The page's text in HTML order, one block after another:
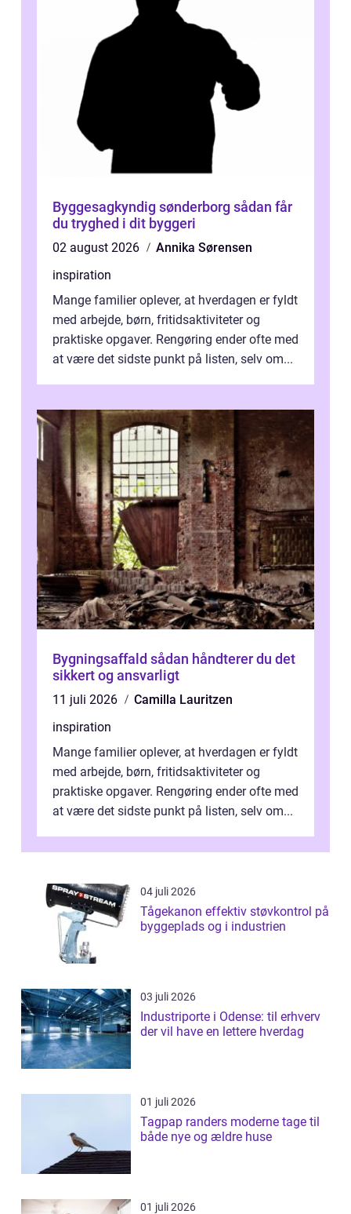
Byggesagkyndig sønderborg sådan får
du tryghed i dit byggeri
02 august 2026
Annika Sørensen
inspiration
Mange familier oplever, at hverdagen er fyldt
med arbejde, børn, fritidsaktiviteter og
praktiske opgaver. Rengøring ender ofte med
at være det sidste punkt på listen, selv om...
Bygningsaffald sådan håndterer du det
sikkert og ansvarligt
11 juli 2026
Camilla Lauritzen
inspiration
Mange familier oplever, at hverdagen er fyldt
med arbejde, børn, fritidsaktiviteter og
praktiske opgaver. Rengøring ender ofte med
at være det sidste punkt på listen, selv om...
04 juli 2026
Tågekanon effektiv støvkontrol på
byggeplads og i industrien
03 juli 2026
Industriporte i Odense: til erhverv
der vil have en lettere hverdag
01 juli 2026
Tagpap randers moderne tage til
både nye og ældre huse
01 juli 2026